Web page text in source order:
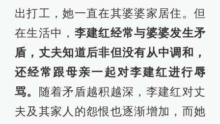
出打工，她一直在其婆婆家居住。但
在生活中， 李建红经常与婆婆发生矛
盾，丈夫知道后非但没有从中调和，
还经常跟母亲一起对李建红进行辱
骂。 随着矛盾越积越深，李建红对丈
夫及其家人的怨恨也逐渐增加，而她